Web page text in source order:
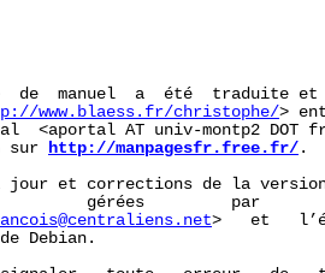
de  manuel  a  été  traduite
www.blaess.fr/christophe/>
<aportal AT univ-montp2 DOT
sur
http://manpagesfr.free.fr/ .
jour et corrections de la
gérées         par
>   et
Debian.